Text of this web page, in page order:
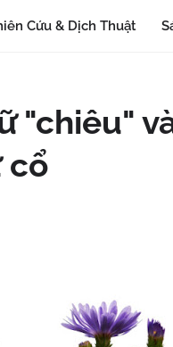
Cứu & Dịch Thuật
"chiêu"
cổ